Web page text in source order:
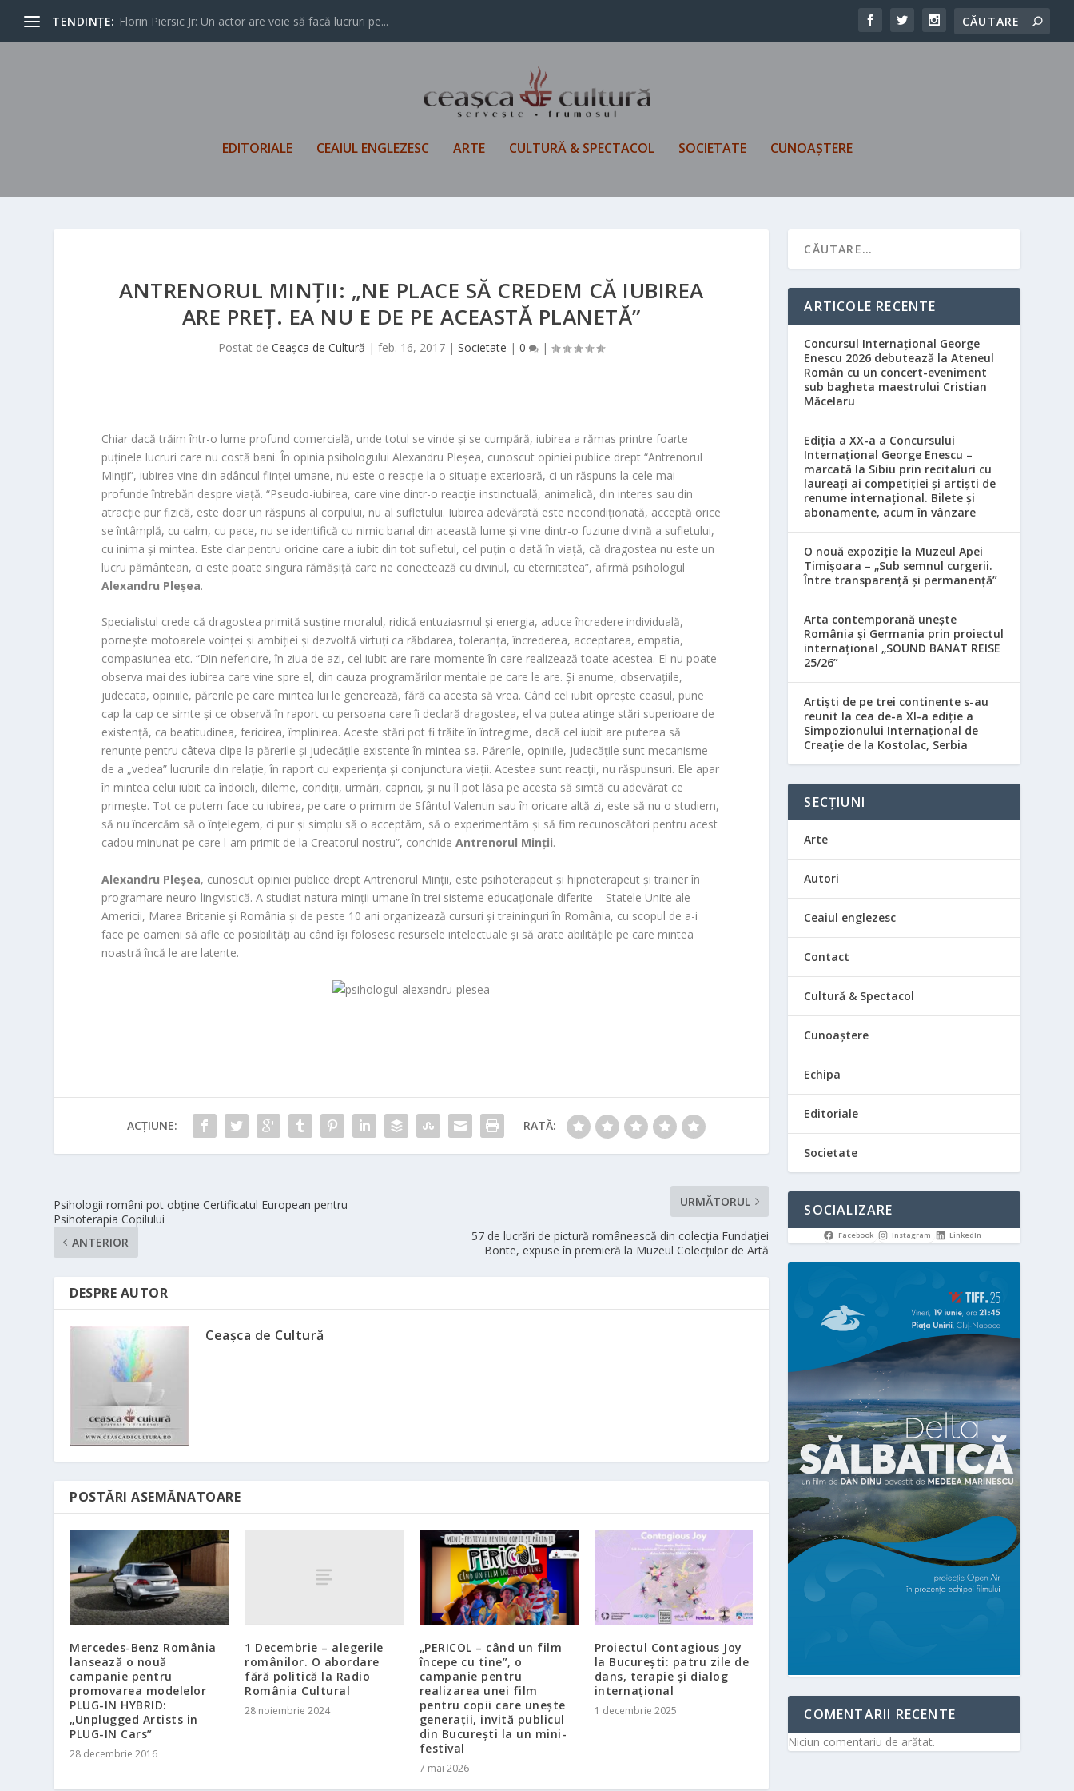
TENDINȚE: Florin Piersic Jr: Un actor are voie să facă lucruri pe...
EDITORIALE CEAIUL ENGLEZESC ARTE CULTURĂ & SPECTACOL SOCIETATE CUNOAȘTERE
ANTRENORUL MINŢII: „NE PLACE SĂ CREDEM CĂ IUBIREA
ARE PREŢ. EA NU E DE PE ACEASTĂ PLANETĂ”
Postat deCeașca de Cultură |feb. 16, 2017 |Societate |0 |
Chiar dacă trăim într-o lume profund comercială, unde totul se vinde și se cumpără, iubirea a rămas printre foarte
puținele lucruri care nu costă bani. În opinia psihologului Alexandru Pleșea, cunoscut opiniei publice drept “Antrenorul
Minții”, iubirea vine din adâncul ființei umane, nu este o reacție la o situație exterioară, ci un răspuns la cele mai
profunde întrebări despre viață. “Pseudo-iubirea, care vine dintr-o reacție instinctuală, animalică, din interes sau din
atracție pur fizică, este doar un răspuns al corpului, nu al sufletului. Iubirea adevărată este necondiționată, acceptă orice
se întâmplă, cu calm, cu pace, nu se identifică cu nimic banal din această lume și vine dintr-o fuziune divină a sufletului,
cu inima și mintea. Este clar pentru oricine care a iubit din tot sufletul, cel puțin o dată în viață, că dragostea nu este un
lucru pământean, ci este poate singura rămășiță care ne conectează cu divinul, cu eternitatea”, afirmă psihologul
Alexandru Pleșea.
Specialistul crede că dragostea primită susține moralul, ridică entuziasmul și energia, aduce încredere individuală,
pornește motoarele voinței și ambiției și dezvoltă virtuți ca răbdarea, toleranța, încrederea, acceptarea, empatia,
compasiunea etc. “Din nefericire, în ziua de azi, cel iubit are rare momente în care realizează toate acestea. El nu poate
observa mai des iubirea care vine spre el, din cauza programărilor mentale pe care le are. Și anume, observațiile,
judecata, opiniile, părerile pe care mintea lui le generează, fără ca acesta să vrea. Când cel iubit oprește ceasul, pune
cap la cap ce simte și ce observă în raport cu persoana care îi declară dragostea, el va putea atinge stări superioare de
existență, ca beatitudinea, fericirea, împlinirea. Aceste stări pot fi trăite în întregime, dacă cel iubit are puterea să
renunțe pentru câteva clipe la părerile și judecățile existente în mintea sa. Părerile, opiniile, judecățile sunt mecanisme
de a „vedea” lucrurile din relație, în raport cu experiența și conjunctura vieții. Acestea sunt reacții, nu răspunsuri. Ele apar
în mintea celui iubit ca îndoieli, dileme, condiții, urmări, capricii, și nu îl pot lăsa pe acesta să simtă cu adevărat ce
primește. Tot ce putem face cu iubirea, pe care o primim de Sfântul Valentin sau în oricare altă zi, este să nu o studiem,
să nu încercăm să o înțelegem, ci pur și simplu să o acceptăm, să o experimentăm și să fim recunoscători pentru acest
cadou minunat pe care l-am primit de la Creatorul nostru”, conchideAntrenorul Minții.
Alexandru Pleșea, cunoscut opiniei publice drept Antrenorul Minții, este psihoterapeut și hipnoterapeut și trainer în
programare neuro-lingvistică. A studiat natura minții umane în trei sisteme educaționale diferite – Statele Unite ale
Americii, Marea Britanie și România și de peste 10 ani organizează cursuri și traininguri în România, cu scopul de a-i
face pe oameni să afle ce posibilități au când își folosesc resursele intelectuale și să arate abilitățile pe care mintea
noastră încă le are latente.
ACȚIUNE: RATĂ:
Psihologii români pot obţine Certificatul European pentru
Psihoterapia Copilului
ANTERIOR
URMĂTORUL
57 de lucrări de pictură românească din colecția Fundației
Bonte, expuse în premieră la Muzeul Colecțiilor de Artă
DESPRE AUTOR
Ceașca de Cultură
POSTĂRI ASEMĂNATOARE
Mercedes-Benz România
lansează o nouă
campanie pentru
promovarea modelelor
PLUG-IN HYBRID:
„Unplugged Artists in
PLUG-IN Cars”
28 decembrie 2016
1 Decembrie – alegerile
românilor. O abordare
fără politică la Radio
România Cultural
28 noiembrie 2024
„PERICOL – când un film
începe cu tine”, o
campanie pentru
realizarea unei film
pentru copii care unește
generații, invită publicul
din București la un mini-
festival
7 mai 2026
Proiectul Contagious Joy
la București: patru zile de
dans, terapie și dialog
internațional
1 decembrie 2025
ARTICOLE RECENTE
Concursul Internațional George
Enescu 2026 debutează la Ateneul
Român cu un concert-eveniment
sub bagheta maestrului Cristian
Măcelaru
Ediția a XX-a a Concursului
Internațional George Enescu –
marcată la Sibiu prin recitaluri cu
laureați ai competiției și artiști de
renume internațional. Bilete și
abonamente, acum în vânzare
O nouă expoziție la Muzeul Apei
Timișoara – „Sub semnul curgerii.
Între transparență și permanență”
Arta contemporană unește
România și Germania prin proiectul
internațional „SOUND BANAT REISE
25/26”
Artiști de pe trei continente s-au
reunit la cea de-a XI-a ediție a
Simpozionului Internațional de
Creație de la Kostolac, Serbia
SECȚIUNI
Arte
Autori
Ceaiul englezesc
Contact
Cultură & Spectacol
Cunoaștere
Echipa
Editoriale
Societate
SOCIALIZARE
Facebook Instagram LinkedIn
COMENTARII RECENTE
Niciun comentariu de arătat.